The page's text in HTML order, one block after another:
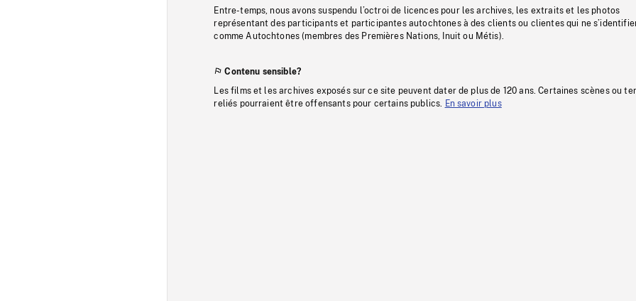
Entre-temps, nous avons suspendu l’octroi de licences pour les archives, les extraits et les photos
représentant des participants et participantes autochtones à des clients ou clientes qui ne
comme Autochtones (membres des Premières Nations, Inuit ou Métis).
Contenu sensible?
Les films et les archives exposés sur ce site peuvent dater de plus de 120 ans. Certaines scènes ou
reliés pourraient être offensants pour certains publics.
En savoir plus